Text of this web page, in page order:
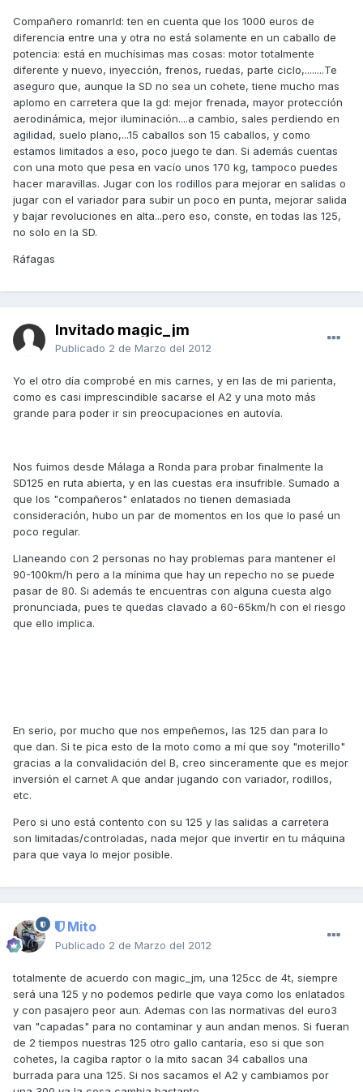
Compañero romanrld: ten en cuenta que los 1000 euros de
diferencia entre una y otra no está solamente en un caballo de
potencia: está en muchísimas mas cosas: motor totalmente
diferente y nuevo, inyección, frenos, ruedas, parte ciclo,........Te
aseguro que, aunque la SD no sea un cohete, tiene mucho mas
aplomo en carretera que la gd: mejor frenada, mayor protección
aerodinámica, mejor iluminación....a cambio, sales perdiendo en
agilidad, suelo plano,...15 caballos son 15 caballos, y como
estamos limitados a eso, poco juego te dan. Si además cuentas
con una moto que pesa en vacío unos 170 kg, tampoco puedes
hacer maravillas. Jugar con los rodillos para mejorar en salidas o
jugar con el variador para subir un poco en punta, mejorar salida
y bajar revoluciones en alta...pero eso, conste, en todas las 125,
no solo en la SD.
Ráfagas
Invitado magic_jm
Publicado 2 de Marzo del 2012
Yo el otro día comprobé en mis carnes, y en las de mi parienta,
como es casi imprescindible sacarse el A2 y una moto más
grande para poder ir sin preocupaciones en autovía.
Nos fuimos desde Málaga a Ronda para probar finalmente la
SD125 en ruta abierta, y en las cuestas era insufrible. Sumado a
que los "compañeros" enlatados no tienen demasiada
consideración, hubo un par de momentos en los que lo pasé un
poco regular.
Llaneando con 2 personas no hay problemas para mantener el
90-100km/h pero a la mínima que hay un repecho no se puede
pasar de 80. Si además te encuentras con alguna cuesta algo
pronunciada, pues te quedas clavado a 60-65km/h con el riesgo
que ello implica.
En serio, por mucho que nos empeñemos, las 125 dan para lo
que dan. Si te pica esto de la moto como a mí que soy "moterillo"
gracias a la convalidación del B, creo sinceramente que es mejor
inversión el carnet A que andar jugando con variador, rodillos,
etc.
Pero si uno está contento con su 125 y las salidas a carretera
son limitadas/controladas, nada mejor que invertir en tu máquina
para que vaya lo mejor posible.
Mito
Publicado 2 de Marzo del 2012
totalmente de acuerdo con magic_jm, una 125cc de 4t, siempre
será una 125 y no podemos pedirle que vaya como los enlatados
y con pasajero peor aun. Ademas con las normativas del euro3
van "capadas" para no contaminar y aun andan menos. Si fueran
de 2 tiempos nuestras 125 otro gallo cantaría, eso si que son
cohetes, la cagiba raptor o la mito sacan 34 caballos una
burrada para una 125. Si nos sacamos el A2 y cambiamos por